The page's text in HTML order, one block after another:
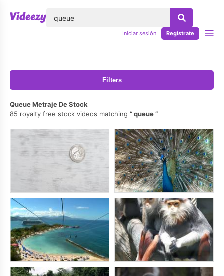
Iniciar sesión Regístrate
Filters
Queue Metraje De Stock
85 royalty free stock videos matching
queue